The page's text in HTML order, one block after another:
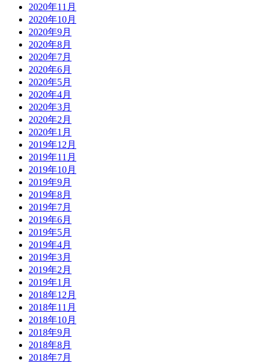
2020年11月
2020年10月
2020年9月
2020年8月
2020年7月
2020年6月
2020年5月
2020年4月
2020年3月
2020年2月
2020年1月
2019年12月
2019年11月
2019年10月
2019年9月
2019年8月
2019年7月
2019年6月
2019年5月
2019年4月
2019年3月
2019年2月
2019年1月
2018年12月
2018年11月
2018年10月
2018年9月
2018年8月
2018年7月